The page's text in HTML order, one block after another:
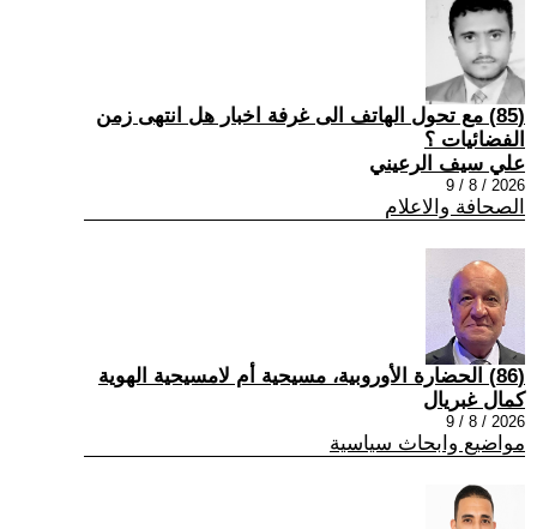
(85) مع تحول الهاتف الى غرفة اخبار هل انتهى زمن
الفضائيات ؟
علي سيف الرعيني
2026 / 8 / 9
الصحافة والاعلام
(86) الحضارة الأوروبية، مسيحية أم لامسيحية الهوية
كمال غبريال
2026 / 8 / 9
مواضيع وابحاث سياسية